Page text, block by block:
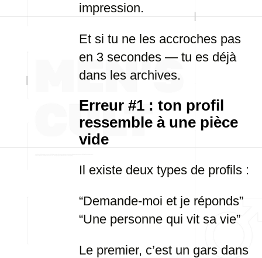
impression.
Et si tu ne les accroches pas
en 3 secondes — tu es déjà
dans les archives.
Erreur #1 : ton profil
ressemble à une pièce
vide
Il existe deux types de profils :
“Demande-moi et je réponds”
“Une personne qui vit sa vie”
Le premier, c’est un gars dans